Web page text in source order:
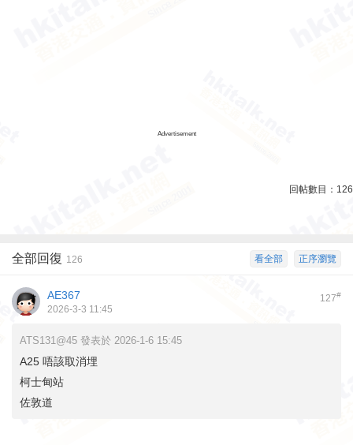
Advertisement
回帖數目： 126
正序瀏覽
看全部
全部回復 126
127#
AE367
2026-3-3 11:45
ATS131@45 發表於 2026-1-6 15:45
A25 唔該取消埋
柯士甸站
佐敦道